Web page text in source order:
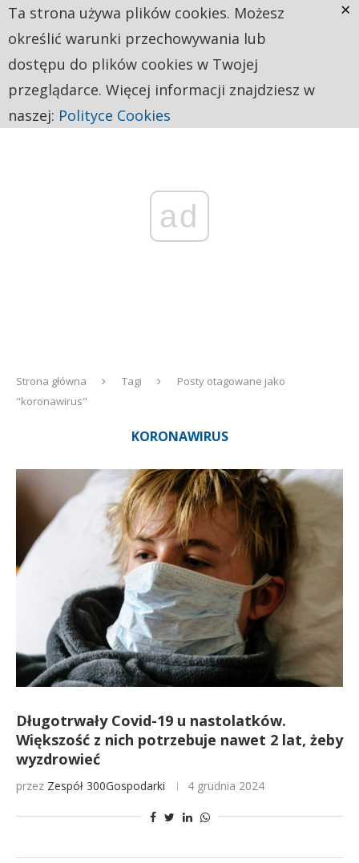
ad
Strona główna Tagi
Posty otagowane jako
"koronawirus"
KORONAWIRUS
Długotrwały Covid-19 u nastolatków.
Większość z nich potrzebuje nawet 2 lat, żeby
wyzdrowieć
przez Zespół 300Gospodarki 4 grudnia 2024
Ta strona używa plików cookies. Możesz
określić warunki przechowywania lub
dostępu do plików cookies w Twojej
przeglądarce. Więcej informacji znajdziesz w
naszej: Polityce Cookies
×